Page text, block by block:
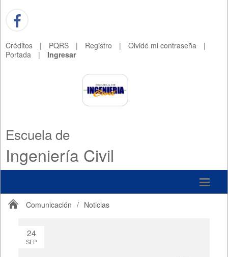
Créditos | PQRS | Registro | Olvidé mi contraseña
|
Portada
| Ingresar
Escuela de
Ingeniería Civil
Comunicación / Noticias